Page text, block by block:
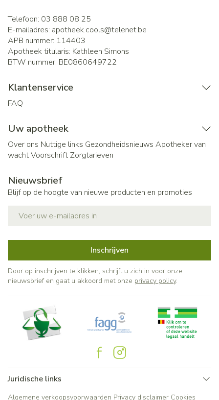
Telefoon: 03 888 08 25
E-mailadres: apotheek.cools@telenet.be
APB nummer: 114403
Apotheek titularis: Kathleen Simons
BTW nummer: BE0860649722
Klantenservice
FAQ
Uw apotheek
Over ons Nuttige links Gezondheidsnieuws Apotheker van
wachtVoorschrift Zorgtarieven
Nieuwsbrief
Blijf op de hoogte van nieuwe producten en promoties
Inschrijven
Door op inschrijven te klikken, schrijft u zich in voor onze
nieuwsbrief en gaat u akkoord met onze privacy policy.
Juridische links
Algemene verkoopsvoorwaarden Privacy disclaimer Cookies